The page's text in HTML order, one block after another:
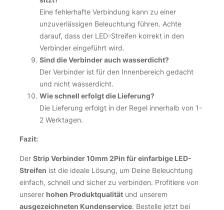
Eine fehlerhafte Verbindung kann zu einer
unzuverlässigen Beleuchtung führen. Achte
darauf, dass der LED-Streifen korrekt in den
Verbinder eingeführt wird.
Sind die Verbinder auch wasserdicht?
Der Verbinder ist für den Innenbereich gedacht
und nicht wasserdicht.
Wie schnell erfolgt die Lieferung?
Die Lieferung erfolgt in der Regel innerhalb von 1-
2 Werktagen.
Fazit:
Der Strip Verbinder 10mm 2Pin für einfarbige LED-
Streifen ist die ideale Lösung, um Deine Beleuchtung
einfach, schnell und sicher zu verbinden. Profitiere von
unserer hohen Produktqualität und unserem
ausgezeichneten Kundenservice. Bestelle jetzt bei